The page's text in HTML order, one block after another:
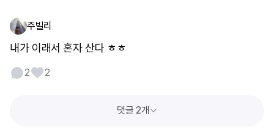
주빌리
내가 이래서 혼자 산다 ㅎㅎ
2 2
댓글 2개